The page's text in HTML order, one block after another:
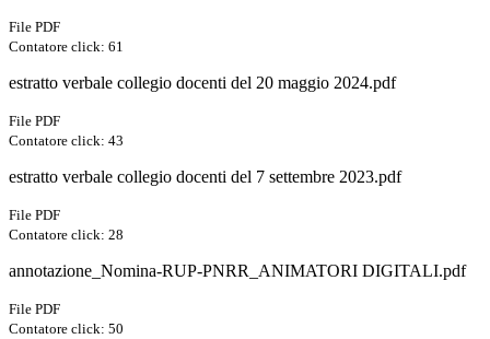
File PDF
Contatore click: 61
estratto verbale collegio docenti del 20 maggio 2024.pdf
File PDF
Contatore click: 43
estratto verbale collegio docenti del 7 settembre 2023.pdf
File PDF
Contatore click: 28
annotazione_Nomina-RUP-PNRR_ANIMATORI DIGITALI.pdf
File PDF
Contatore click: 50